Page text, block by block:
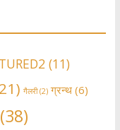
(11)
गैलरी(2) ग्रन्थ(6)